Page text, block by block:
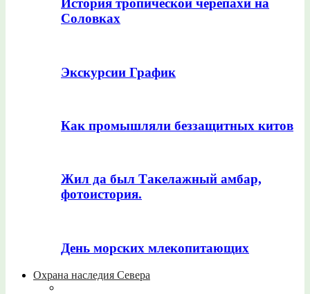
История тропической черепахи на
Соловках
Экскурсии График
Как промышляли беззащитных китов
Жил да был Такелажный амбар,
фотоистория.
День морских млекопитающих
Охрана наследия Севера